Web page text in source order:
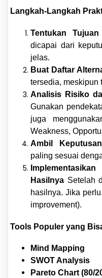
Langkah-Langkah
Tentukan
dicapai dari
jelas.
Buat Daftar
tersedia, meskipun
Analisis Risiko
Gunakan
juga
Weakness,
Ambil
paling sesuai
Hasilnya Setelah
hasilnya. Jika
improvement).
Tools Populer yang
Mind Mapping
SWOT Analysis
Pareto Chart (80/